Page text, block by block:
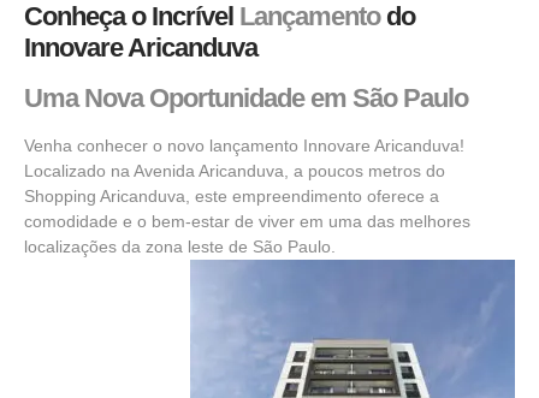
Conheça o Incrível Lançamentodo
Innovare Aricanduva
Uma Nova Oportunidade em São Paulo
Venha conhecer o novo lançamento Innovare Aricanduva!
Localizado na Avenida Aricanduva, a poucos metros do
Shopping Aricanduva, este empreendimento oferece a
comodidade e o bem-estar de viver em uma das melhores
localizações da zona leste de São Paulo.